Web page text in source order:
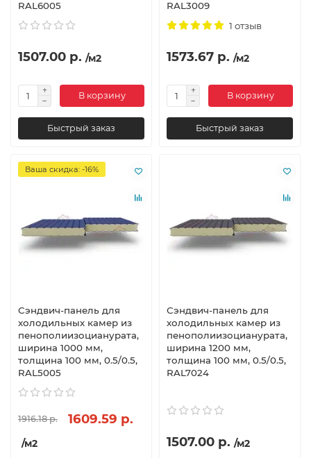
RAL6005
1507.00 р. /м2
В корзину
Быстрый заказ
RAL3009
1 отзыв
1573.67 р. /м2
В корзину
Быстрый заказ
Ваша скидка: -16%
Сэндвич-панель для
холодильных камер из
пенополиизоцианурата,
ширина 1000 мм,
толщина 100 мм, 0.5/0.5,
RAL5005
1916.18 р. 1609.59 р.
/м2
Сэндвич-панель для
холодильных камер из
пенополиизоцианурата,
ширина 1200 мм,
толщина 100 мм, 0.5/0.5,
RAL7024
1507.00 р. /м2